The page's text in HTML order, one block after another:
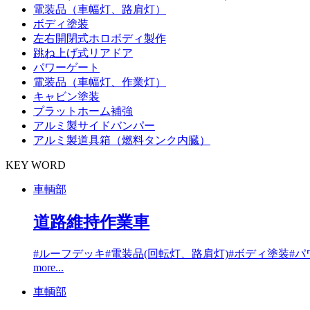
電装品（車幅灯、路肩灯）
ボディ塗装
左右開閉式ホロボディ製作
跳ね上げ式リアドア
パワーゲート
電装品（車幅灯、作業灯）
キャビン塗装
プラットホーム補強
アルミ製サイドバンパー
アルミ製道具箱（燃料タンク内臓）
KEY WORD
車輌部
道路維持作業車
#ルーフデッキ#電装品(回転灯、路肩灯)#ボディ塗装#パ
more...
車輌部